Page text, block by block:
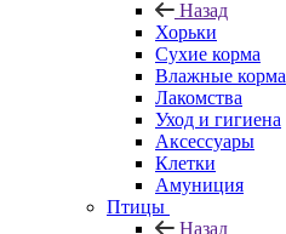
Назад
Хорьки
Сухие корма
Влажные корма
Лакомства
Уход и гигиена
Аксессуары
Клетки
Амуниция
Птицы
Назад